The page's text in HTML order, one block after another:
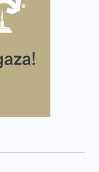
Portowy
co warto